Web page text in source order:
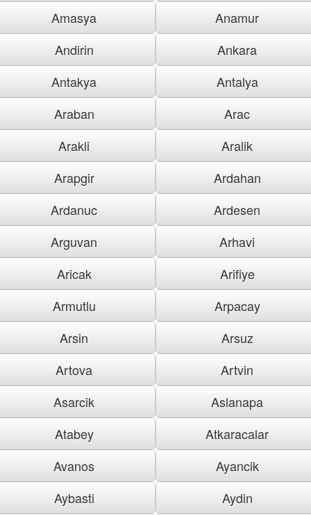
Amasya
Anamur
Andirin
Ankara
Antakya
Antalya
Araban
Arac
Arakli
Aralik
Arapgir
Ardahan
Ardanuc
Ardesen
Arguvan
Arhavi
Aricak
Arifiye
Armutlu
Arpacay
Arsin
Arsuz
Artova
Artvin
Asarcik
Aslanapa
Atabey
Atkaracalar
Avanos
Ayancik
Aybasti
Aydin